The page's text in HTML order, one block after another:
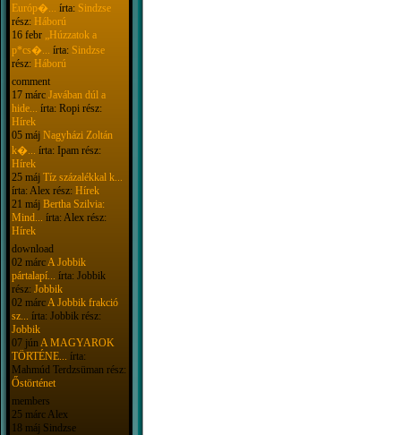
Európ�...
írta: Sindzse
rész: Háború
16 febr
„Húzzatok a
p*cs�...
írta: Sindzse
rész: Háború
comment
17 márc Javában dúl a
hide...
írta: Ropi rész:
Hírek
05 máj Nagyházi Zoltán
k�...
írta: Ipam rész:
Hírek
25 máj Tíz százalékkal k...
írta: Alex rész: Hírek
21 máj Bertha Szilvia:
Mind...
írta: Alex rész:
Hírek
download
02 márc A Jobbik
pártalapí...
írta: Jobbik
rész: Jobbik
02 márc A Jobbik frakció
sz...
írta: Jobbik rész:
Jobbik
07 jún A MAGYAROK
TÖRTÉNE...
írta:
Mahmúd Terdzsüman rész:
Őstörténet
members
25 márc Alex
18 máj Sindzse